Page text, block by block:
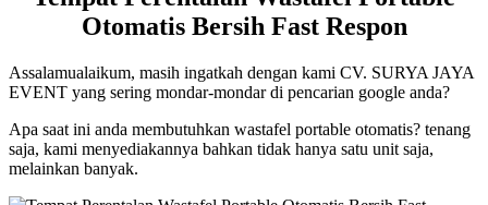
Portable
Otomatis
Bersih
Fast
Respon
Otomatis Bersih Fast Respon
Assalamualaikum, masih ingatkah dengan kami CV. SURYA JAYA
EVENT yang sering mondar-mondar di pencarian google anda?
Apa saat ini anda membutuhkan wastafel portable otomatis? tenang
saja, kami menyediakannya bahkan tidak hanya satu unit saja,
melainkan banyak.